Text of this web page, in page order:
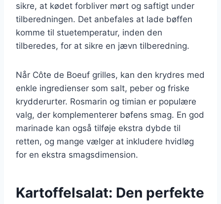
sikre, at kødet forbliver mørt og saftigt under
tilberedningen. Det anbefales at lade bøffen
komme til stuetemperatur, inden den
tilberedes, for at sikre en jævn tilberedning.
Når Côte de Boeuf grilles, kan den krydres med
enkle ingredienser som salt, peber og friske
krydderurter. Rosmarin og timian er populære
valg, der komplementerer bøfens smag. En god
marinade kan også tilføje ekstra dybde til
retten, og mange vælger at inkludere hvidløg
for en ekstra smagsdimension.
Kartoffelsalat: Den perfekte